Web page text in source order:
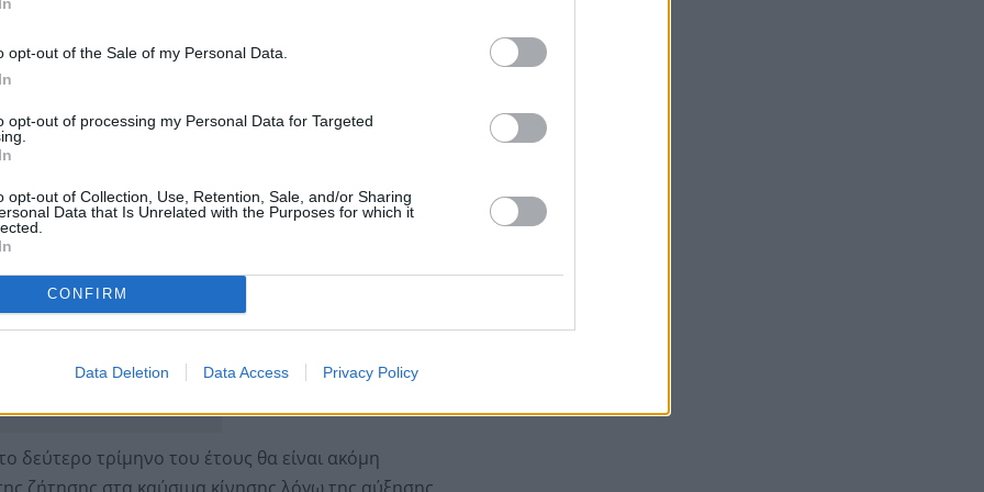
opt-out of the Sale of my Personal Data.
opt-out of processing my Personal Data for Targeted
opt-out of Collection, Use, Retention, Sale, and/or Sharing
Data that Is Unrelated with the Purposes for which it
CONFIRM
Data Deletion Data Access Privacy Policy
και της προσθήκης των νέων «μπλοκ» νότια του
θα δοθεί έμφαση στο μπλοκ νοτιοδυτικά της
δυτικά της Κρήτης και θα προχωρήσουν τα
της Κρήτης.
δεύτερο τρίμηνο του έτους θα είναι ακόμη
ζήτησης στα καύσιμα κίνησης λόγω της αύξησης